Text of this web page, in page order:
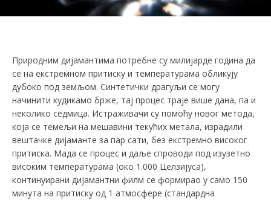
Природним дијамантима потребне су милијарде година да
се на екстремном притиску и температурама обликују
дубоко под земљом. Синтетички драгуљи се могу
начинити кудикамо брже, тај процес траје више дана, па и
неколико седмица. Истраживачи су помоћу новог метода,
која се темељи на мешавини текућих метала, израдили
вештачке дијаманте за пар сати, без екстремно високог
притиска. Мада се процес и даље спроводи под изузетно
високим температурама (око 1.000 Целзијуса),
континуирани дијамантни филм се формирао у само 150
минута на притиску од 1 атмосфере (стандардна